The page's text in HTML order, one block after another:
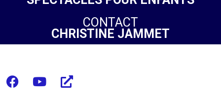
CONTACT
CHRISTINE JAMMET